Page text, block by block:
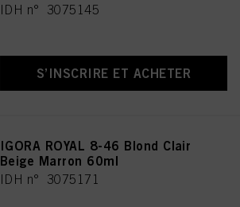
IDH n° 3075145
S’INSCRIRE ET ACHETER
IGORA ROYAL 8-46 Blond Clair
Beige Marron 60ml
IDH n° 3075171